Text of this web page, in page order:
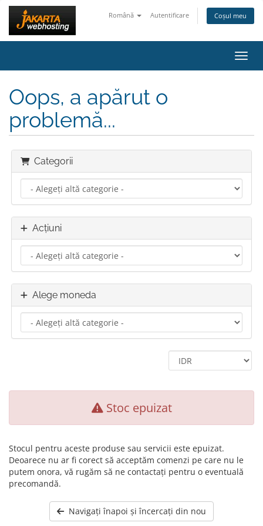
Română Autentificare Coșul meu
Oops, a apărut o
problemă...
Categorii
Acțiuni
Alege moneda
Stoc epuizat
Stocul pentru aceste produse sau servicii este epuizat.
Deoarece nu ar fi corect să acceptăm comenzi pe care nu le
putem onora, vă rugăm să ne contactați pentru o eventuală
precomandă.
Navigați înapoi și încercați din nou